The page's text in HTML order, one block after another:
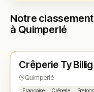
Notre
à Quimperlé
★ N° 1
Crêperie Ty Billig
Quimperlé
Française Crêperie